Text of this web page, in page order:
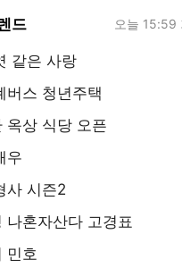
드 오늘 15:59
같은 사랑
버스 청년주택
옥상 식당 오픈
우
사 시즌2
나혼자산다 고경표
민호